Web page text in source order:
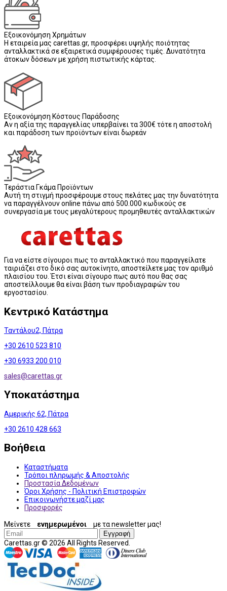
Εξοικονόμηση Χρημάτων
Η εταιρεία μας carettas.gr, προσφέρει υψηλής ποιότητας
ανταλλακτικά σε εξαιρετικά συμφέρουσες τιμές. Δυνατότητα
άτοκων δόσεων με χρήση πιστωτικής κάρτας.
Εξοικονόμηση Κόστους Παράδοσης
Αν η αξία της παραγγελίας υπερβαίνει τα 300€ τότε η αποστολή
και παράδοση των προϊόντων είναι δωρεάν
Τεράστια Γκάμα Προϊόντων
Αυτή τη στιγμή προσφέρουμε στους πελάτες μας την δυνατότητα
να παραγγέλνουν online πάνω από 500.000 κωδικούς σε
συνεργασία με τους μεγαλύτερους προμηθευτές ανταλλακτικών
Για να είστε σίγουροι πως το ανταλλακτικό που παραγγείλατε
ταιριάζει στο δικό σας αυτοκίνητο, αποστείλετε μας τον αριθμό
πλαισίου του. Έτσι είναι σίγουρο πως αυτό που θας σας
αποστείλλουμε θα είναι βάση των προδιαγραφών του
εργοστασίου.
Κεντρικό Κατάστημα
Ταντάλου2, Πάτρα
+30 2610 523 810
+30 6933 200 010
sales@carettas.gr
Υποκατάστημα
Αμερικής 62, Πάτρα
+30 2610 428 663
Βοήθεια
Καταστήματα
Τρόποι πληρωμής & Αποστολής
Προστασία Δεδομένων
Όροι Χρήσης - Πολιτική Επιστροφών
Επικοινωνήστε μαζί μας
Προσφορές
Μείνετε ενημερωμένοι με τα newsletter μας!
Εγγραφή
Carettas.gr © 2026 All Rights Reserved.